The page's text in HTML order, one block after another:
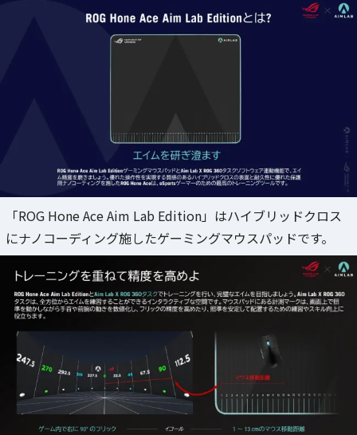
「ROG Hone Ace Aim Lab Edition」はハイブリッドクロス
にナノコーディング施したゲーミングマウスパッドです。